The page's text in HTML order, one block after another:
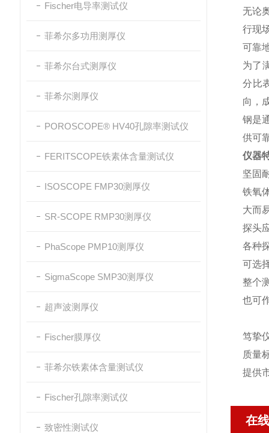
Fischer电导率测试仪
菲希尔多功用测厚仪
菲希尔台式测厚仪
菲希尔测厚仪
POROSCOPE® HV40孔隙率测试仪
FERITSCOPE铁素体含量测试仪
ISOSCOPE FMP30测厚仪
SR-SCOPE RMP30测厚仪
PhaScope PMP10测厚仪
SigmaScope SMP30测厚仪
超声波测厚仪
Fischer膜厚仪
菲希尔铁素体含量测试仪
Fischer孔隙率测试仪
致密性测试仪
无论
行现
可靠
为了
分比
向，
钢是
供可
仪器
坚固
铁氧
大而
探头
各种
可选
整个
也可
笃挚
质量
提供
在